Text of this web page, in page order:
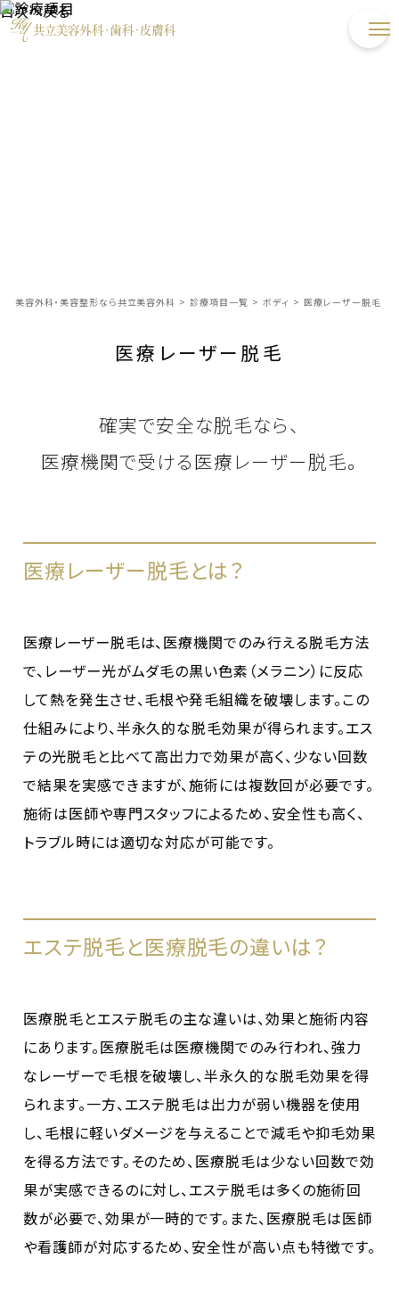
目次へ戻る
美容外科・美容整形なら共立美容外科 > 診療項目一覧 > ボディ > 医療レーザー脱毛
医療レーザー脱毛
確実で安全な脱毛なら、
医療機関で受ける医療レーザー脱毛。
医療レーザー脱毛とは？
医療レーザー脱毛は、医療機関でのみ行える脱毛方法
で、レーザー光がムダ毛の黒い色素（メラニン）に反応
して熱を発生させ、毛根や発毛組織を破壊します。この
仕組みにより、半永久的な脱毛効果が得られます。エス
テの光脱毛と比べて高出力で効果が高く、少ない回数
で結果を実感できますが、施術には複数回が必要です。
施術は医師や専門スタッフによるため、安全性も高く、
トラブル時には適切な対応が可能です。
エステ脱毛と医療脱毛の違いは？
医療脱毛とエステ脱毛の主な違いは、効果と施術内容
にあります。医療脱毛は医療機関でのみ行われ、強力
なレーザーで毛根を破壊し、半永久的な脱毛効果を得
られます。一方、エステ脱毛は出力が弱い機器を使用
し、毛根に軽いダメージを与えることで減毛や抑毛効果
を得る方法です。そのため、医療脱毛は少ない回数で効
果が実感できるのに対し、エステ脱毛は多くの施術回
数が必要で、効果が一時的です。また、医療脱毛は医師
や看護師が対応するため、安全性が高い点も特徴です。